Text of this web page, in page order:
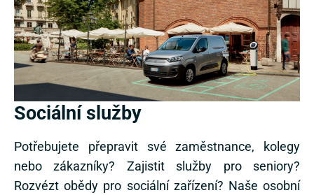
Sociální služby
Potřebujete přepravit své zaměstnance, kolegy
nebo zákazníky? Zajistit služby pro seniory?
Rozvézt obědy pro sociální zařízení? Naše osobní